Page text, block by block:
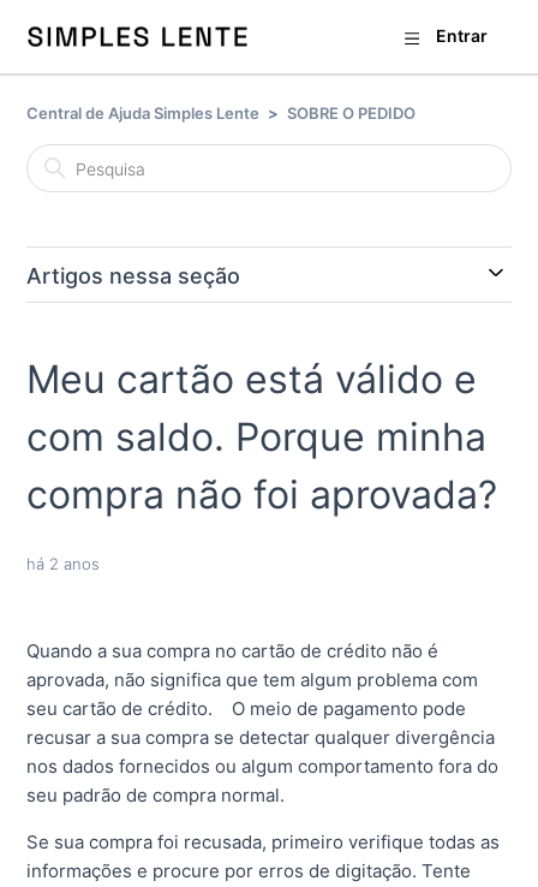
Entrar
Central de Ajuda Simples Lente SOBRE O PEDIDO
Artigos nessa seção
Meu cartão está válido e
com saldo. Porque minha
compra não foi aprovada?
há 2 anos
Quando a sua compra no cartão de crédito não é
aprovada, não significa que tem algum problema com
seu cartão de crédito. O meio de pagamento pode
recusar a sua compra se detectar qualquer divergência
nos dados fornecidos ou algum comportamento fora do
seu padrão de compra normal.
Se sua compra foi recusada, primeiro verifique todas as
informações e procure por erros de digitação. Tente